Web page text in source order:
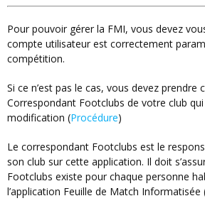
Pour pouvoir gérer la FMI, vous devez vous assurer que votre
compte utilisateur est correctement
compétition.
Si ce n’est pas le cas, vous devez prendre contact avec le
Correspondant Footclubs de votre club
modification (Procédure)
Le correspondant Footclubs est le responsable des utilisateurs de
son club sur cette application. Il doit
Footclubs existe pour chaque personne
l’application Feuille de Match Informatisée